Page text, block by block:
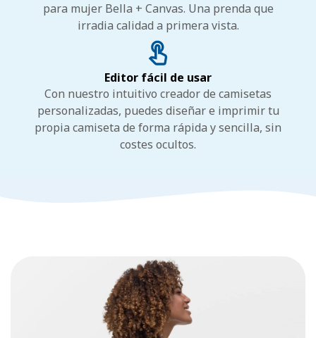
para mujer Bella + Canvas. Una prenda que
irradia calidad a primera vista.
Editor fácil de usar
Con nuestro intuitivo creador de camisetas
personalizadas, puedes diseñar e imprimir tu
propia camiseta de forma rápida y sencilla, sin
costes ocultos.